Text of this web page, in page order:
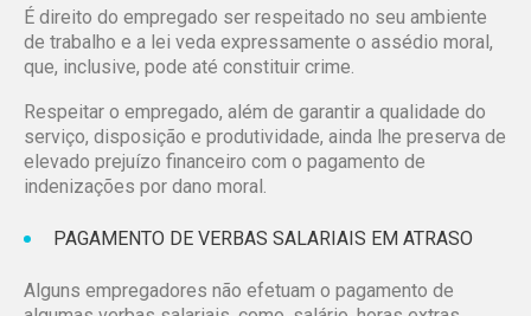
É direito do empregado ser respeitado no seu ambiente
de trabalho e a lei veda expressamente o assédio moral,
que, inclusive, pode até constituir crime.
Respeitar o empregado, além de garantir a qualidade do
serviço, disposição e produtividade, ainda lhe preserva de
elevado prejuízo financeiro com o pagamento de
indenizações por dano moral.
PAGAMENTO DE VERBAS SALARIAIS EM ATRASO
Alguns empregadores não efetuam o pagamento de